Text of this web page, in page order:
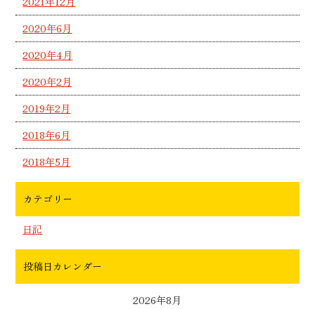
2020年6月
2020年4月
2020年2月
2019年2月
2018年6月
2018年5月
カテゴリー
日記
投稿日カレンダー
2026年8月